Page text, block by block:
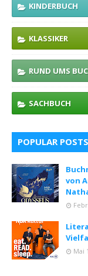
KINDERBUCH
KLASSIKER
RUND UMS
SACHBUCH
POPULAR POSTS
von
Mai